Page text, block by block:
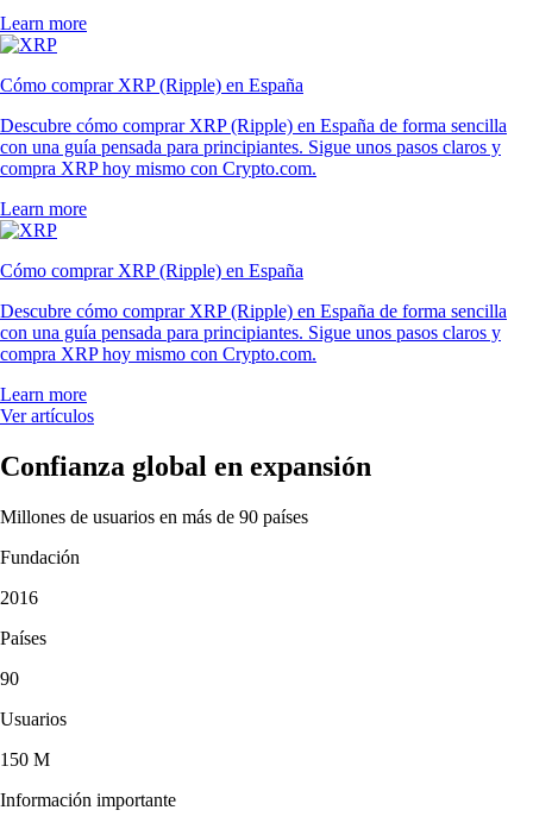
Learn more
Cómo comprar XRP (Ripple) en España
Descubre cómo comprar XRP (Ripple) en España de forma sencilla
con una guía pensada para principiantes. Sigue unos pasos claros y
compra XRP hoy mismo con Crypto.com.
Learn more
Cómo comprar XRP (Ripple) en España
Descubre cómo comprar XRP (Ripple) en España de forma sencilla
con una guía pensada para principiantes. Sigue unos pasos claros y
compra XRP hoy mismo con Crypto.com.
Learn more
Ver artículos
Confianza global en expansión
Millones de usuarios en más de 90 países
Fundación
2016
Países
90
Usuarios
150 M
Información importante